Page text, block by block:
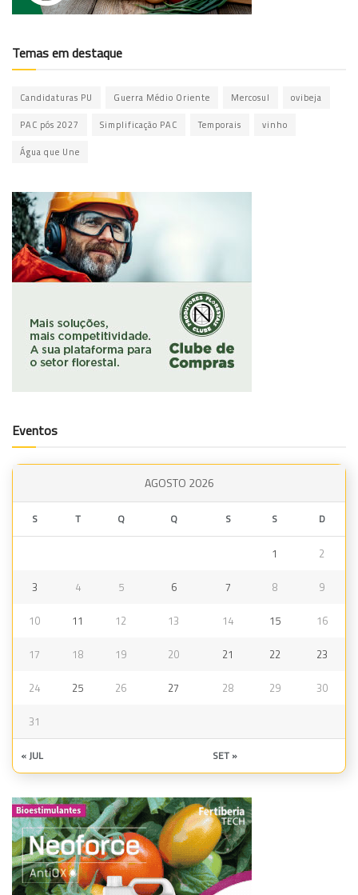
Temas em destaque
Candidaturas PU Guerra Médio Oriente Mercosul ovibeja
PAC pós 2027 Simplificação PAC Temporais vinho
Água que Une
Eventos
AGOSTO 2026
S T Q Q S S D
1 2
3 4 5 6 7 8 9
10 11 12 13 14 15 16
17 18 19 20 21 22 23
24 25 26 27 28 29 30
31
« JUL SET »